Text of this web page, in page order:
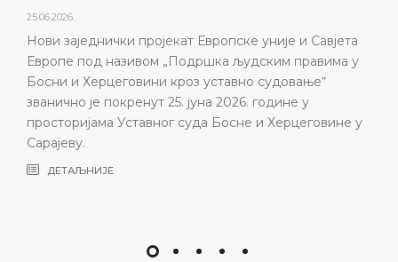
25.06.2026.
Нови заједнички пројекат Европске уније и Савјета
Европе под називом „Подршка људским правима у
Босни и Херцеговини кроз уставно судовање“
званично је покренут 25. јуна 2026. године у
просторијама Уставног суда Босне и Херцеговине у
Сарајеву.
ДЕТАЉНИЈЕ